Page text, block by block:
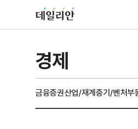
경제
금융증권산업/재계중기/벤처부